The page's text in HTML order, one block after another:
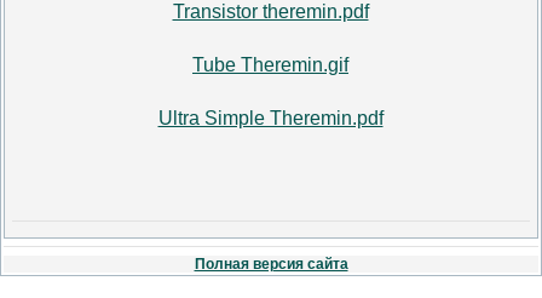
Transistor theremin.pdf
Tube Theremin.gif
Ultra Simple Theremin.pdf
Полная версия сайта